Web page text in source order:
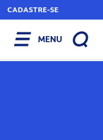
CADASTRE-SE
MENU